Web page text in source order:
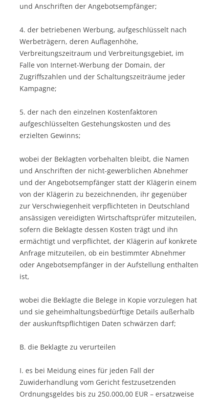
und Anschriften der Angebotsempfänger;
4. der betriebenen Werbung, aufgeschlüsselt nach
Werbeträgern, deren Auflagenhöhe,
Verbreitungszeitraum und Verbreitungsgebiet, im
Falle von Internet-Werbung der Domain, der
Zugriffszahlen und der Schaltungszeiträume jeder
Kampagne;
5. der nach den einzelnen Kostenfaktoren
aufgeschlüsselten Gestehungskosten und des
erzielten Gewinns;
wobei der Beklagten vorbehalten bleibt, die Namen
und Anschriften der nicht-gewerblichen Abnehmer
und der Angebotsempfänger statt der Klägerin einem
von der Klägerin zu bezeichnenden, ihr gegenüber
zur Verschwiegenheit verpflichteten in Deutschland
ansässigen vereidigten Wirtschaftsprüfer mitzuteilen,
sofern die Beklagte dessen Kosten trägt und ihn
ermächtigt und verpflichtet, der Klägerin auf konkrete
Anfrage mitzuteilen, ob ein bestimmter Abnehmer
oder Angebotsempfänger in der Aufstellung enthalten
ist,
wobei die Beklagte die Belege in Kopie vorzulegen hat
und sie geheimhaltungsbedürftige Details außerhalb
der auskunftspflichtigen Daten schwärzen darf;
B. die Beklagte zu verurteilen
I. es bei Meidung eines für jeden Fall der
Zuwiderhandlung vom Gericht festzusetzenden
Ordnungsgeldes bis zu 250.000,00 EUR – ersatzweise